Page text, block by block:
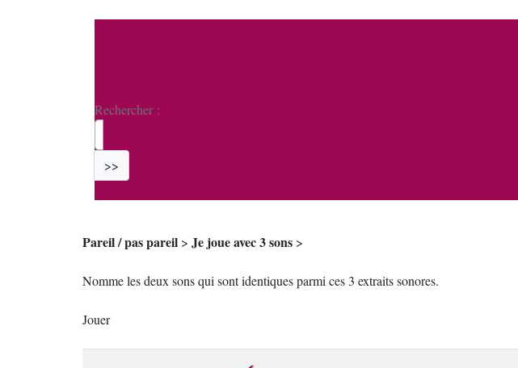
Rechercher :
>>
Pareil / pas pareil > Je joue avec 3 sons >
Nomme les deux sons qui sont identiques parmi ces 3 extraits sonores.
Jouer